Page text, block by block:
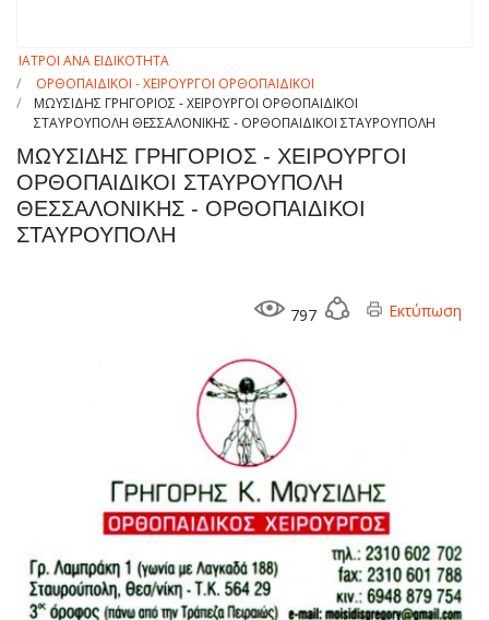
ΙΑΤΡΟΙ ΑΝΑ ΕΙΔΙΚΟΤΗΤΑ
ΟΡΘΟΠΑΙΔΙΚΟΙ - ΧΕΙΡΟΥΡΓΟΙ ΟΡΘΟΠΑΙΔΙΚΟΙ
ΜΩΥΣΙΔΗΣ ΓΡΗΓΟΡΙΟΣ - ΧΕΙΡΟΥΡΓΟΙ ΟΡΘΟΠΑΙΔΙΚΟΙ
ΣΤΑΥΡΟΥΠΟΛΗ ΘΕΣΣΑΛΟΝΙΚΗΣ - ΟΡΘΟΠΑΙΔΙΚΟΙ ΣΤΑΥΡΟΥΠΟΛΗ
ΜΩΥΣΙΔΗΣ ΓΡΗΓΟΡΙΟΣ - ΧΕΙΡΟΥΡΓΟΙ
ΟΡΘΟΠΑΙΔΙΚΟΙ ΣΤΑΥΡΟΥΠΟΛΗ
ΘΕΣΣΑΛΟΝΙΚΗΣ - ΟΡΘΟΠΑΙΔΙΚΟΙ
ΣΤΑΥΡΟΥΠΟΛΗ
797 Εκτύπωση